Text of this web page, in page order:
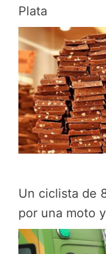
Plata
Un ciclista de
por una moto